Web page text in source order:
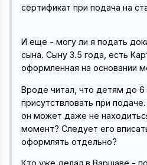
сертификат при подача на
И еще - могу ли я подать
сына. Сыну 3.5 года, есть
оформленная на основании
Вроде читал, что детям до
присутствловать при
он может даже не
момент? Следует его
оформлять отдельно?
Кто уже делал в Варшаве -